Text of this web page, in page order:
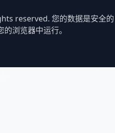
reserved. 您的数据是安全的
浏览器中运行。